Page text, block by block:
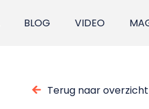
BLOG VIDEO
Terug naar overzicht